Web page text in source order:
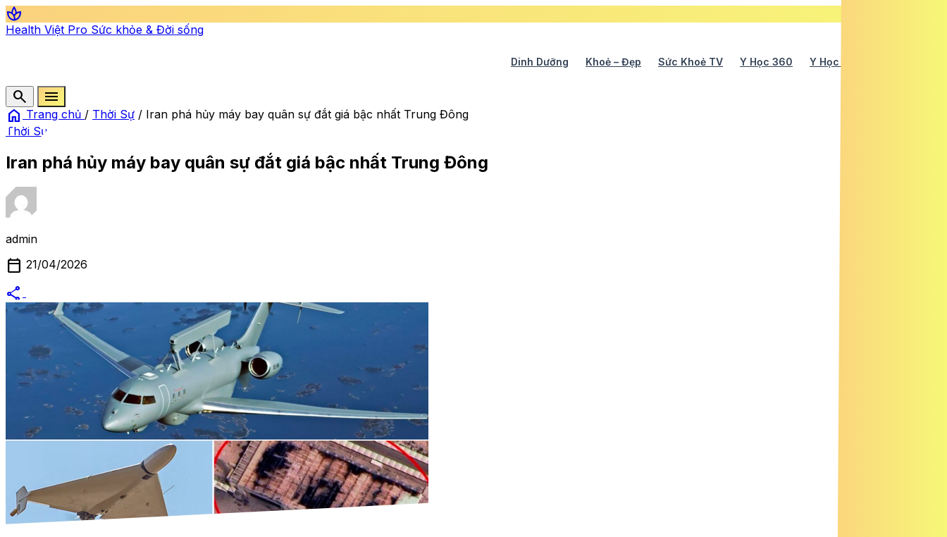
spa
Health Việt Pro Sức khỏe & Đời sống
Dinh Dưỡng Khoẻ – Đẹp Sức Khoẻ TV Y Học 360 Y Học Cổ Truyền
search
menu
home Trang chủ / Thời Sự / Iran phá hủy máy bay quân sự đắt giá bậc nhất Trung Đông
Thời Sự
Iran phá hủy máy bay quân sự đắt giá bậc nhất Trung Đông
admin
calendar_today 21/04/2026
share